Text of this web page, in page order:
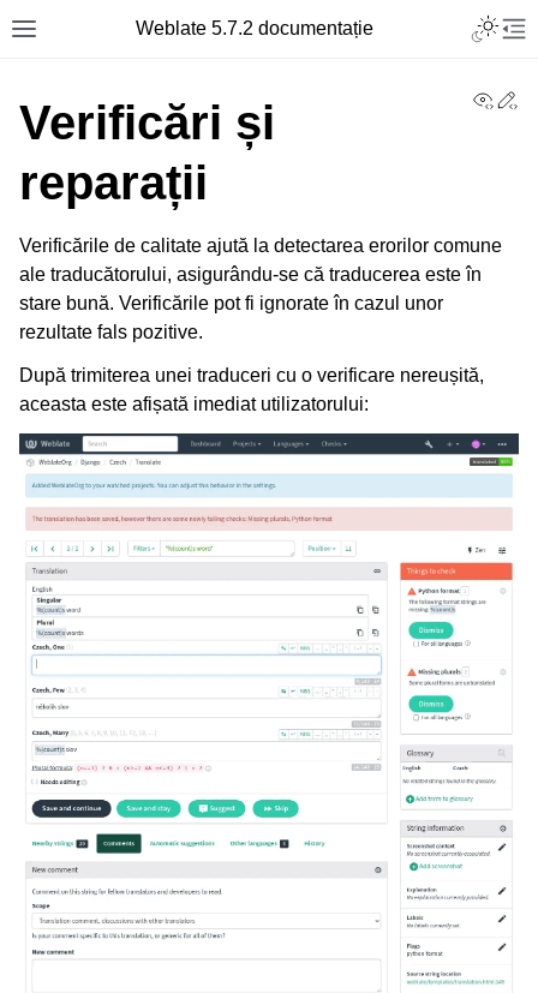
Toggle site navigation sidebar
Weblate 5.7.2 documentație Toggle
navigation of Formate de fișiere acceptate
Verificări și
reparații
Verificările de calitate ajută la detectarea erorilor comune
ale traducătorului, asigurându-se că traducerea este în
stare bună. Verificările pot fi ignorate în cazul unor
rezultate fals pozitive.
După trimiterea unei traduceri cu o verificare nereușită,
aceasta este afișată imediat utilizatorului: